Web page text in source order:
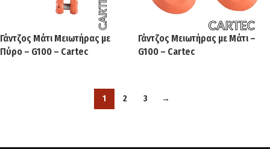
Γάντζος Μάτι Μειωτήρας με
Πύρο – G100 – Cartec
Γάντζος Μειωτήρας με Μάτι –
G100 – Cartec
1 2 3 →